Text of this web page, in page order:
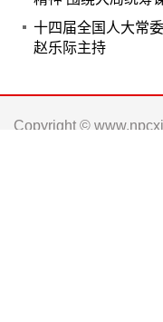
十四届全国人大常
赵乐际主持
Copyright ©